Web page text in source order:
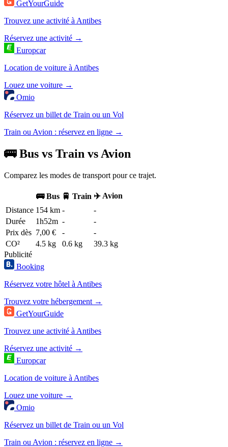
GetYourGuide
Trouvez une activité à Antibes
Réservez une activité →
Europcar
Location de voiture à Antibes
Louez une voiture →
Omio
Réservez un billet de Train ou un Vol
Train ou Avion : réservez en ligne →
🚌 Bus vs Train vs Avion
Comparez les modes de transport pour ce trajet.
🚌 Bus 🚆 Train ✈️ Avion
Distance 154 km -
-
Durée
1h52m -
-
Prix dès 7,00 € -
-
CO²
4.5 kg 0.6 kg
39.3 kg
Publicité
Booking
Réservez votre hôtel à Antibes
Trouvez votre hébergement →
GetYourGuide
Trouvez une activité à Antibes
Réservez une activité →
Europcar
Location de voiture à Antibes
Louez une voiture →
Omio
Réservez un billet de Train ou un Vol
Train ou Avion : réservez en ligne →